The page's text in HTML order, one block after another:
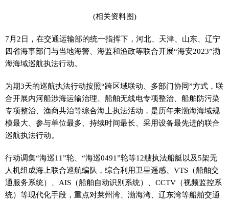
(相关资料图)
7月2日，在交通运输部的统一指挥下，河北、天津、山东、辽宁
四省海事部门与当地海警、海监和渔政等联合开展“海安2023”渤
海海域巡航执法行动。
为期3天的巡航执法行动按照“跨区域联动、多部门协同”方式，联
合开展内河船涉海运输治理、船舶无线电专项整治、船舶防污染
专项整治、渔商共治等综合海上执法活动，是历年来渤海海域规
模最大、参与单位最多、持续时间最长、采用设备最先进的联合
巡航执法行动。
行动调集“海巡11”轮、“海巡0491”轮等12艘执法船艇以及5架无
人机组成海上联合巡航编队，综合利用卫星遥感、VTS（船舶交
通服务系统）、AIS（船舶自动识别系统）、CCTV（视频监控系
统）等现代化手段，重点对莱州湾、渤海湾、辽东湾等船舶交通